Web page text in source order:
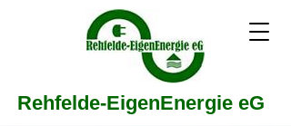
Rehfelde-EigenEnergie eG